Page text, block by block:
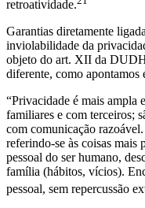
retroatividade.
Garantias diretamente
inviolabilidade da
objeto do art. XII da
diferente, como apontamos
“Privacidade é mais ampla
familiares e com terceiros;
com comunicação
referindo-se às coisas mais
pessoal do ser humano,
família (hábitos, vícios).
pessoal, sem repercussão